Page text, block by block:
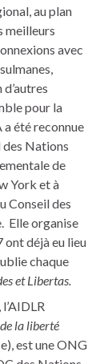
au plan
meilleurs
avec
pour la
a été reconnue
des Nations
de
York et à
Conseil des
Elle organise
ont déjà eu lieu
chaque
et Libertas.
la liberté
est une ONG